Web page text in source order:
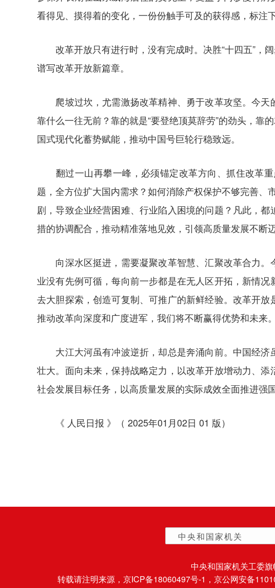
看得见、摸得着的变化，一份份触手可及的获得感，标注
改革开放只有进行时，没有完成时。决胜“十四五”，
谱写改革开放新篇章。
爬坡过坎，尤需激扬改革精神、勇于改革攻坚。今天
靠什么一往无前？靠的就是“要登绝顶莫辞劳”的劲头，靠
国式现代化蓄势赋能，推动中国号巨轮行稳致远。
翻过一山再攀一峰，必须锚定改革方向、抓住改革重
题，全方位扩大国内需求？如何消除产权保护不够完善、
剧，导致企业经营困难、行业陷入困境的问题？凡此，
措的协调配合，推动精准落地见效，引领高质量发展不断
向深水区挺进，需要凝聚改革智慧、汇聚改革合力。
业没有先例可循，每向前一步都是在无人区开拓，新情
去大胆探索，创造可复制、可推广的新鲜经验。改革开
推动改革向深度和广度进军，我们将不断赢得优势和未来。
大江大河虽有冲波逆折，却总是奔涌向前。中国经济
壮大。面向未来，保持战略定力，以改革开放增动力、
社会发展目标任务，以高质量发展的实际成效全面推进强
《 人民日报 》（ 2025年01月02日 01 版）
中央和国家机关
中央和国家机关工委
转载请注明来源， 京ICP备18060497号-1 ，京公网安备